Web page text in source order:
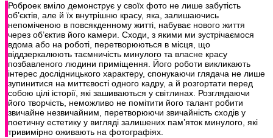
Роброек вміло демонструє у своїх фото не лише забутість
об’єктів, але й їх внутрішню красу, яка, залишаючись
непоміченою в повсякденному житті, набуває нового життя
через об’єктив його камери. Сходи, з якими ми зустрічаємося
вдома або на роботі, перетворюються в місця, що
віддзеркалюють таємничість минулого та власне красу
позбавленого людини приміщення. Його роботи викликають
інтерес дослідницького характеру, спонукаючи глядача не лише
зупинитися на миттєвості одного кадру, а й розгортати перед
собою цілі історії, які зашиваються у світлинах. Розглядаючи
його творчість, неможливо не помітити його талант робити
звичайне незвичайним, перетворюючи звичайність сходів у
поетичну естетику у вигляді залишених пам’яток минулого, які
тривимірно оживають на фотографіях.